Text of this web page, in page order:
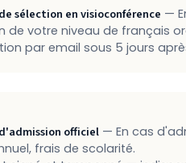
sélection en visioconférence —
de votre niveau de français
par email sous 5 jours
officiel — En cas
frais de scolarité.